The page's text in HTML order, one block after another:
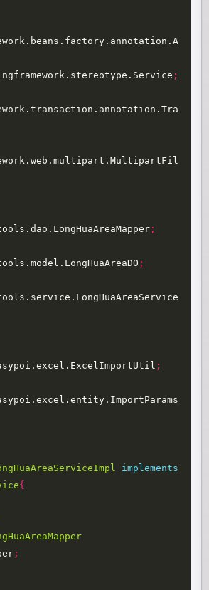
;
;
;
;
implements
{
;